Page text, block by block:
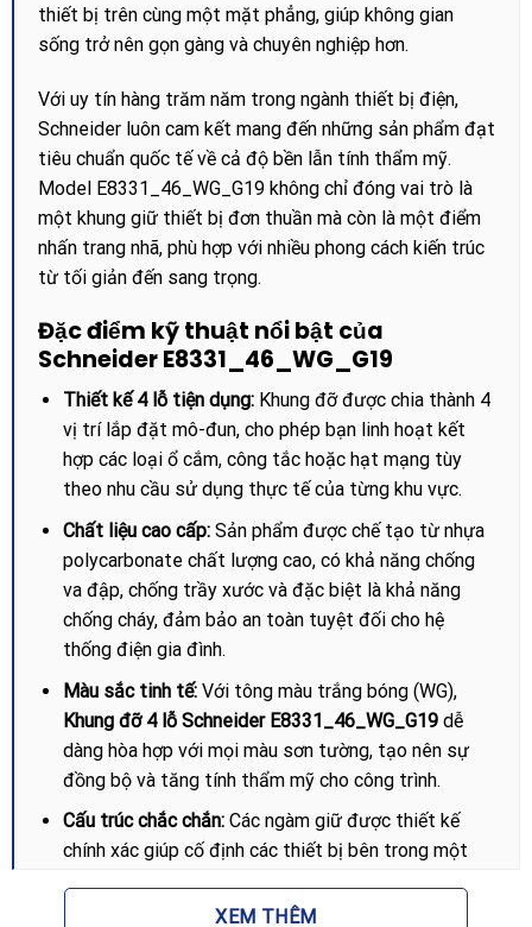
thiết bị trên cùng một mặt phẳng, giúp không gian
sống trở nên gọn gàng và chuyên nghiệp hơn.
Với uy tín hàng trăm năm trong ngành thiết bị điện,
Schneider luôn cam kết mang đến những sản phẩm đạt
tiêu chuẩn quốc tế về cả độ bền lẫn tính thẩm mỹ.
Model E8331_46_WG_G19 không chỉ đóng vai trò là
một khung giữ thiết bị đơn thuần mà còn là một điểm
nhấn trang nhã, phù hợp với nhiều phong cách kiến trúc
từ tối giản đến sang trọng.
Đặc điểm kỹ thuật nổi bật của
Schneider E8331_46_WG_G19
Thiết kế 4 lỗ tiện dụng:Khung đỡ được chia thành 4
vị trí lắp đặt mô-đun, cho phép bạn linh hoạt kết
hợp các loại ổ cắm, công tắc hoặc hạt mạng tùy
theo nhu cầu sử dụng thực tế của từng khu vực.
Chất liệu cao cấp:Sản phẩm được chế tạo từ nhựa
polycarbonate chất lượng cao, có khả năng chống
va đập, chống trầy xước và đặc biệt là khả năng
chống cháy, đảm bảo an toàn tuyệt đối cho hệ
thống điện gia đình.
Màu sắc tinh tế:Với tông màu trắng bóng (WG),
Khung đỡ 4 lỗ Schneider E8331_46_WG_G19dễ
dàng hòa hợp với mọi màu sơn tường, tạo nên sự
đồng bộ và tăng tính thẩm mỹ cho công trình.
Cấu trúc chắc chắn:Các ngàm giữ được thiết kế
chính xác giúp cố định các thiết bị bên trong một
XEM THÊM